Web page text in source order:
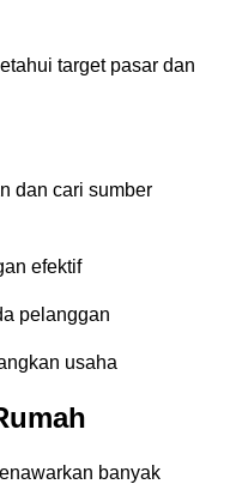
target pasar dan
dan cari sumber
efektif
pelanggan
usaha
banyak